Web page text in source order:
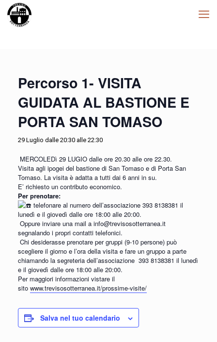
Percorso 1- VISITA
GUIDATA AL BASTIONE E
PORTA SAN TOMASO
29 Luglio dalle 20:30alle 22:30
MERCOLEDì 29 LUGIO dalle ore 20.30 alle ore 22.30.
Visita agli ipogei del bastione di San Tomaso e di Porta San
Tomaso. La visita è adatta a tutti dai 6 anni in su.
E’ richiesto un contributo economico.
Per prenotare:
telefonare al numero dell’associazione 393 8138381 il
lunedì e il giovedì dalle ore 18:00 alle 20:00.
Oppure inviare una mail a info@trevisosotterranea.it
segnalando i propri contatti telefonici.
Chi desiderasse prenotare per gruppi (9-10 persone) può
scegliere il giorno e l’ora della visita e fare un gruppo a parte
chiamando la segreteria dell’associazione 393 8138381 il lunedì
e il giovedì dalle ore 18:00 alle 20:00.
Per maggiori informazioni vistare il
sito www.trevisosotterranea.it/prossime-visite/
Salva nel tuo calendario